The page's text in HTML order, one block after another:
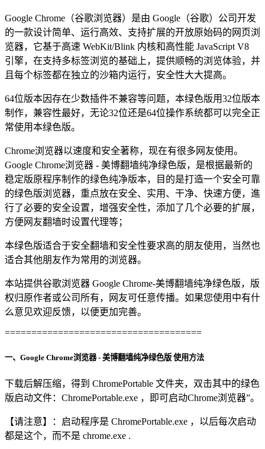
Google Chrome（谷歌浏览器）是由 Google（谷歌）公司开发
的一款设计简单、运行高效、支持扩展的开放原始码的网页浏
览器，它基于高速 WebKit/Blink 内核和高性能 JavaScript V8
引擎，在支持多标签浏览的基础上，提供顺畅的浏览体验，并
且每个标签都在独立的沙箱内运行，安全性大大提高。
64位版本因存在少数插件不兼容等问题，本绿色版用32位版本
制作，兼容性最好，无论32位还是64位操作系统都可以完全正
常使用本绿色版。
Chrome浏览器以速度和安全著称，现在有很多网友使用。
Google Chrome浏览器 - 美博翻墙纯净绿色版，是根据最新的
稳定版原程序制作的绿色纯净版本，目的是打造一个安全可靠
的绿色版浏览器，重点放在安全、实用、干净、快速方便，進
行了必要的安全设置，增强安全性，添加了几个必要的扩展，
方便网友翻墙时设置代理等；
本绿色版适合于安全翻墙和安全性要求高的朋友使用，当然也
适合其他朋友作为常用的浏览器。
本站提供谷歌浏览器 Google Chrome-美博翻墙纯净绿色版，版
权归原作者或公司所有，网友可任意传播。如果您使用中有什
么意见欢迎反馈，以便更加完善。
=====================================
一、Google Chrome浏览器 - 美博翻墙纯净绿色版 使用方法
下载后解压缩，得到 ChromePortable 文件夹，双击其中的绿色
版启动文件：ChromePortable.exe ，即可启动Chrome浏览器”。
【请注意】：启动程序是 ChromePortable.exe ，以后每次启动
都是这个，而不是 chrome.exe .